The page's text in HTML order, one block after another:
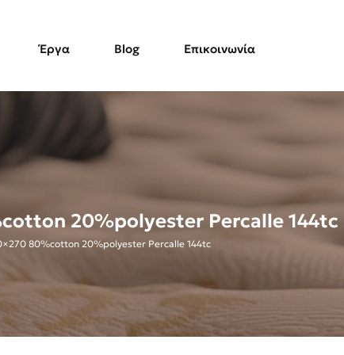
Έργα Blog Επικοινωνία
20%polyester Percalle 144tc
80%cotton 20%polyester Percalle 144tc